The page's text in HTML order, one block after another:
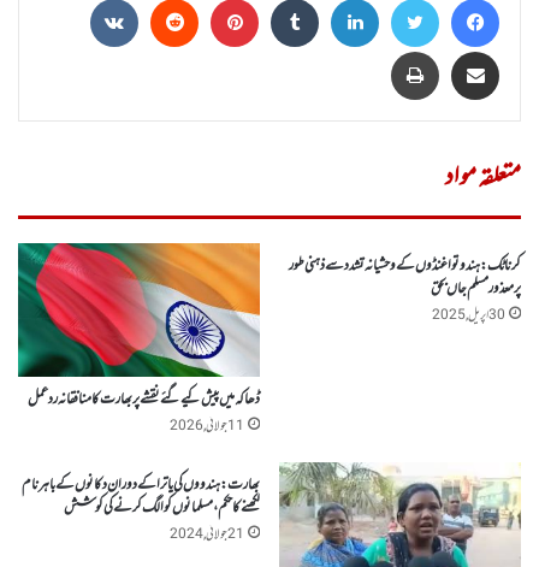
Share via Email
پرنٹ
متعلقہ مواد
کرناٹک: ہندوتوا غنڈوں کے وحشیانہ تشدد سے ذہنی طور
پرمعذور مسلم جاں بحق
30 اپریل, 2025
ڈھاکہ میں پیش کیے گئے نقشے پر بھارت کا منافقانہ رد عمل
11 جولائی, 2026
بھارت:ہندووں کی یاترا کے دوران دکانوں کے باہر نام
لکھنے کا حکم ، مسلمانوں کو الگ کرنے کی کوشش
21 جولائی, 2024